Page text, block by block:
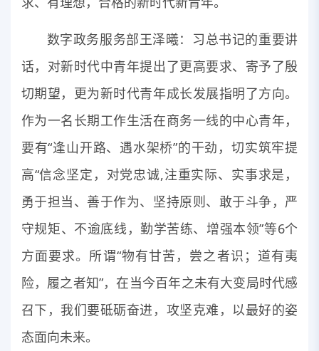
数字政务服务部王泽曦：习总书记的重要讲
话，对新时代中青年提出了更高要求、寄予了殷
切期望，更为新时代青年成长发展指明了方向。
作为一名长期工作生活在商务一线的中心青年，
要有“逢山开路、遇水架桥”的干劲，切实筑牢提
高“信念坚定，对党忠诚,注重实际、实事求是，
勇于担当、善于作为、坚持原则、敢于斗争，严
守规矩、不逾底线，勤学苦练、增强本领”等6个
方面要求。所谓“物有甘苦，尝之者识；道有夷
险，履之者知”，在当今百年之未有大变局时代感
召下，我们要砥砺奋进，攻坚克难，以最好的姿
态面向未来。